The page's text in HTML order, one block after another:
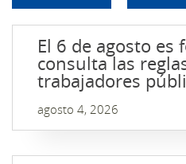
El 6 de agosto es
consulta las
trabajadores
agosto 4, 2026